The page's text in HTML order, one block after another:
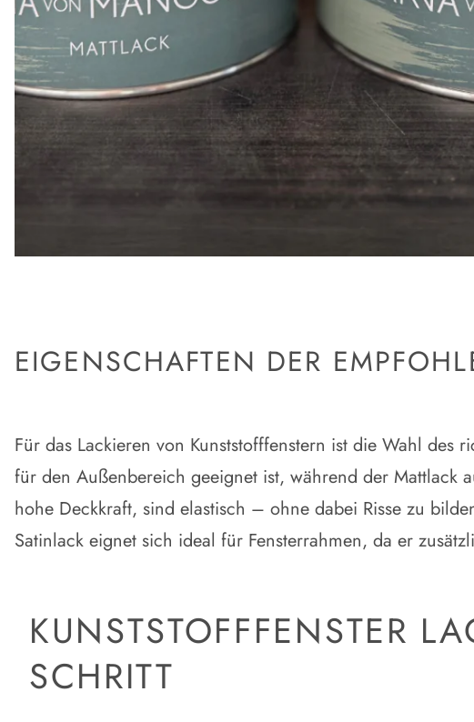
EIGENSCHAFTEN DER
Für das Lackieren von Kunststofffenstern ist die Wahl
für den Außenbereich geeignet ist, während der Mattlack
hohe Deckkraft, sind elastisch – ohne dabei Risse zu
Satinlack eignet sich ideal für Fensterrahmen, da er
KUNSTSTOFFFENSTER
SCHRITT